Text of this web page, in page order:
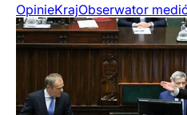
OpinieKrajObserwator